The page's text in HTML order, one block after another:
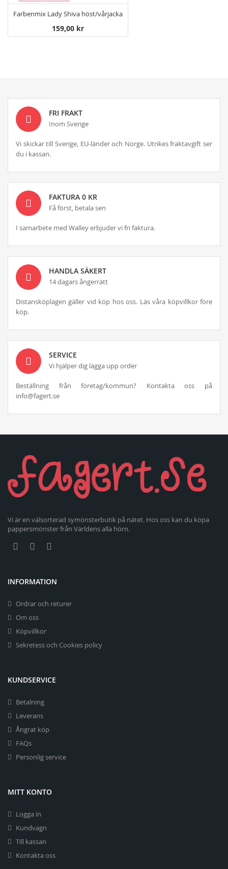
Farbenmix Lady Shiva höst/vårjacka
159,00 kr
FRI FRAKT
Inom Sverige
Vi skickar till Sverige, EU-länder och Norge. Utrikes fraktavgift ser
du i kassan.
FAKTURA 0 KR
Få först, betala sen
I samarbete med Walley erbjuder vi fri faktura.
HANDLA SÄKERT
14 dagars ångerrätt
Distansköplagen gäller vid köp hos oss. Läs våra köpvillkor före
köp.
SERVICE
Vi hjälper dig lägga upp order
Beställning från företag/kommun? Kontakta oss på
info@fagert.se
Vi är en välsorterad symönsterbutik på nätet. Hos oss kan du köpa
pappersmönster från Världens alla hörn.
INFORMATION
Ordrar och returer
Om oss
Köpvillkor
Sekretess och Cookies policy
KUNDSERVICE
Betalning
Leverans
Ångrat köp
FAQs
Personlig service
MITT KONTO
Logga in
Kundvagn
Till kassan
Kontakta oss